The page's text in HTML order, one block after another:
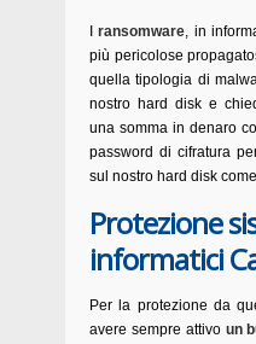
Iransomware, in
più pericolose
quella tipologia di
nostro hard disk e
una somma in denaro
password di cifratura
sul nostro hard disk
Protezione
informatici
Per la protezione da
avere sempre attivoun